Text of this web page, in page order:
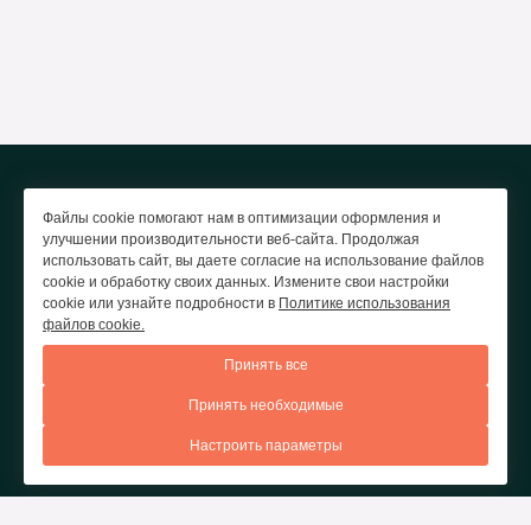
Файлы cookie помогают нам в оптимизации оформления и
улучшении производительности веб-сайта. Продолжая
использовать сайт, вы даете согласие на использование файлов
cookie и обработку своих данных. Измените свои настройки
cookie или узнайте подробности в Политике использования
файлов cookie.
Принять все
Принять необходимые
Настроить параметры
© 2026.Отель «PANORAMA», Ижевск
Официальный сайт
Правовая информация
Политика обработки персональных данных
КОНТАКТЫ